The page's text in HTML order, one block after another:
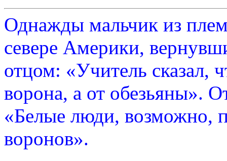
Однажды мальчик из
севере Америки,
отцом: «Учитель сказал,
ворона, а от обезьяны».
«Белые люди, возможно,
воронов».